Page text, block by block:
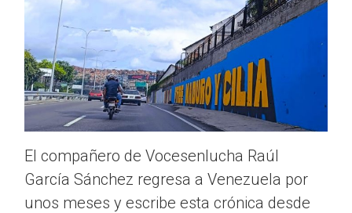
El compañero de Vocesenlucha Raúl
García Sánchez regresa a Venezuela por
unos meses y escribe esta crónica desde